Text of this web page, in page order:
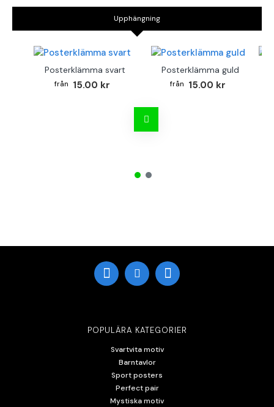
Upphängning
Posterklämma svart
15.00 kr
Posterklämma guld
15.00 kr
POPULÄRA KATEGORIER
Svartvita motiv
Barntavlor
Sport posters
Perfect pair
Mystiska motiv